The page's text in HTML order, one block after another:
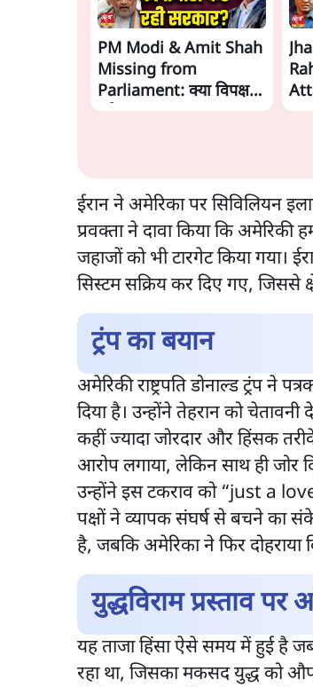
PM Modi & Amit Shah
Missing from
Parliament: क्या विपक्ष से
ईरान ने अमेरिका पर सिविलियन
प्रवक्ता ने दावा किया कि अमेरिकी
जहाजों को भी टारगेट किया गया।
सिस्टम सक्रिय कर दिए गए, जिससे
ट्रंप का बयान
अमेरिकी राष्ट्रपति डोनाल्ड ट्रंप ने
दिया है। उन्होंने तेहरान को
कहीं ज्यादा जोरदार और हिंसक
आरोप लगाया, लेकिन साथ ही जोर
उन्होंने इस टकराव को “just a
पक्षों ने व्यापक संघर्ष से बचने का
है, जबकि अमेरिका ने फिर दोहराया
युद्धविराम प्रस्ताव पर
यह ताजा हिंसा ऐसे समय में हुई है
रहा था, जिसका मकसद युद्ध को